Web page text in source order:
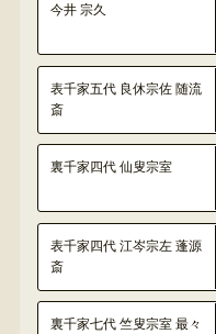
今井 宗久
表千家五代 良休宗佐 随流
斎
裏千家四代 仙叟宗室
表千家四代 江岑宗左 蓬源
斎
裏千家七代 竺叟宗室 最々